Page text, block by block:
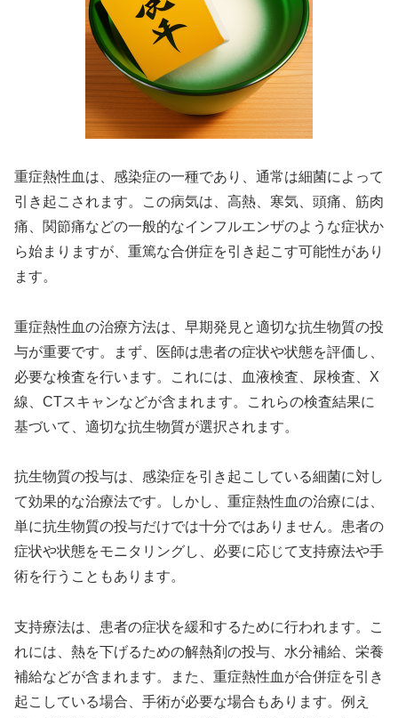
重症熱性血は、感染症の一種であり、通常は細菌によって
引き起こされます。この病気は、高熱、寒気、頭痛、筋肉
痛、関節痛などの一般的なインフルエンザのような症状か
ら始まりますが、重篤な合併症を引き起こす可能性があり
ます。
重症熱性血の治療方法は、早期発見と適切な抗生物質の投
与が重要です。まず、医師は患者の症状や状態を評価し、
必要な検査を行います。これには、血液検査、尿検査、X
線、CTスキャンなどが含まれます。これらの検査結果に
基づいて、適切な抗生物質が選択されます。
抗生物質の投与は、感染症を引き起こしている細菌に対し
て効果的な治療法です。しかし、重症熱性血の治療には、
単に抗生物質の投与だけでは十分ではありません。患者の
症状や状態をモニタリングし、必要に応じて支持療法や手
術を行うこともあります。
支持療法は、患者の症状を緩和するために行われます。こ
れには、熱を下げるための解熱剤の投与、水分補給、栄養
補給などが含まれます。また、重症熱性血が合併症を引き
起こしている場合、手術が必要な場合もあります。例え